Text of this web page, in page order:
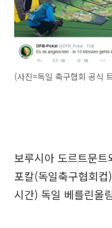
(사진=독일 축구협회 공식
보루시아 도르트문
포칼(독일축구협회
시간) 독일 베를린올